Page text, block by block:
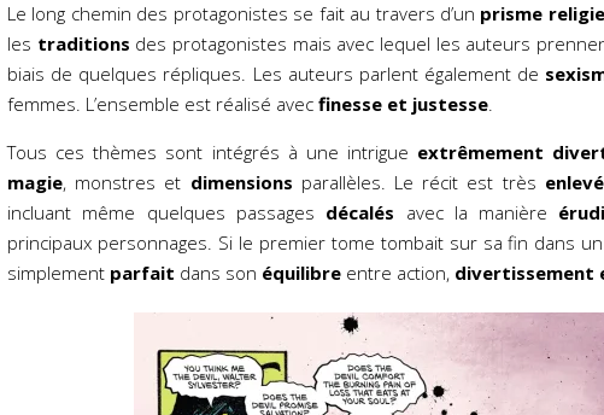
Le long chemin des protagonistes se fait au travers d’un prisme
les traditions des protagonistes mais avec lequel les auteurs
biais de quelques répliques. Les auteurs parlent également de
femmes. L’ensemble est réalisé avec finesse et justesse.
Tous ces thèmes sont intégrés à une intrigue extrêmement
magie, monstres et dimensions parallèles. Le récit est très enlevé
incluant même quelques passages décalés avec la manière
principaux personnages. Si le premier tome tombait sur sa fin dans
simplement parfait dans son équilibre entre action, divertissement